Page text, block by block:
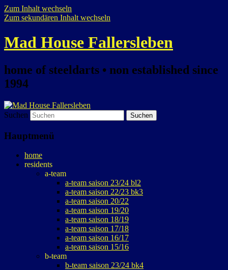
Zum Inhalt wechseln
Zum sekundären Inhalt wechseln
Mad House Fallersleben
home of steeldarts • non established since
1994
Suchen
Hauptmenü
home
residents
a-team
a-team saison 23/24 bl2
a-team saison 22/23 bk3
a-team saison 20/22
a-team saison 19/20
a-team saison 18/19
a-team saison 17/18
a-team saison 16/17
a-team saison 15/16
b-team
b-team saison 23/24 bk4